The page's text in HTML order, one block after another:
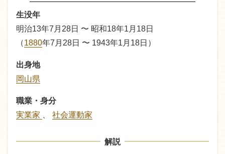
生没年
明治13年7月28日 〜 昭和18年1月18日
（1880年7月28日 〜 1943年1月18日）
出身地
岡山県
職業・身分
実業家
社会運動家
解説